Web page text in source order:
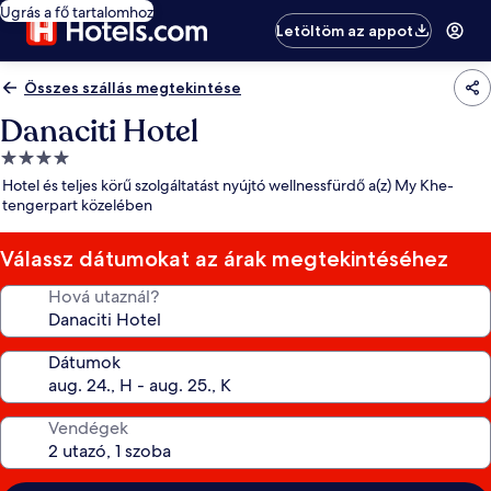
Ugrás a fő tartalomhoz
Letöltöm az appot
Összes szállás megtekintése
Danaciti Hotel
4.0
csillagos
szálláshely
Hotel és teljes körű szolgáltatást nyújtó wellnessfürdő a(z) My Khe-
tengerpart közelében
Válassz dátumokat az árak megtekintéséhez
Hová utaznál?
Dátumok
Vendégek